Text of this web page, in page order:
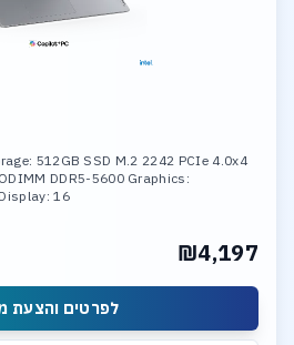
512GB SSD M.2 2242 PCIe 4.0x4
DDR5-5600 Graphics:
16
₪4,197
לפרטים והצעת